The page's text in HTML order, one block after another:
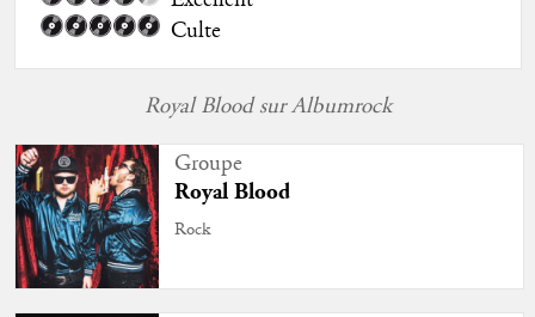
Culte
Royal Blood sur Albumrock
Groupe
Royal Blood
Rock